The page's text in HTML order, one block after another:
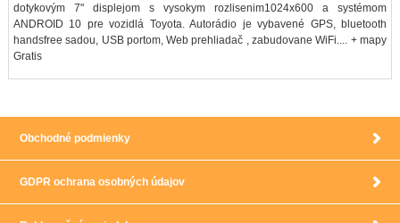
dotykovým 7" displejom s vysokym rozlisenim1024x600 a systémom
ANDROID 10 pre vozidlá Toyota. Autorádio je vybavené GPS, bluetooth
handsfree sadou, USB portom, Web prehliadač , zabudovane WiFi.... + mapy
Gratis
Obchodné podmienky
GDPR ochrana osobných údajov